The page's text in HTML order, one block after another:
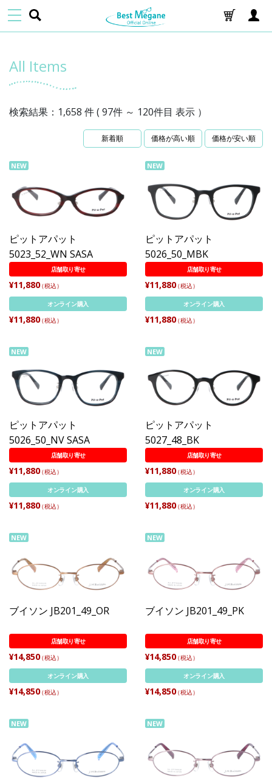
All Items
検索結果：1,658 件 ( 97件 ～ 120件目 表示 ）
新着順 価格が高い順 価格が安い順
NEW
ピットアパット
5023_52_WN SASA
店舗取り寄せ
¥11,880（税込）
オンライン購入
¥11,880（税込）
NEW
ピットアパット
5026_50_MBK
店舗取り寄せ
¥11,880（税込）
オンライン購入
¥11,880（税込）
NEW
ピットアパット
5026_50_NV SASA
店舗取り寄せ
¥11,880（税込）
オンライン購入
¥11,880（税込）
NEW
ピットアパット
5027_48_BK
店舗取り寄せ
¥11,880（税込）
オンライン購入
¥11,880（税込）
NEW
ブイソン JB201_49_OR
店舗取り寄せ
¥14,850（税込）
オンライン購入
¥14,850（税込）
NEW
ブイソン JB201_49_PK
店舗取り寄せ
¥14,850（税込）
オンライン購入
¥14,850（税込）
NEW NEW